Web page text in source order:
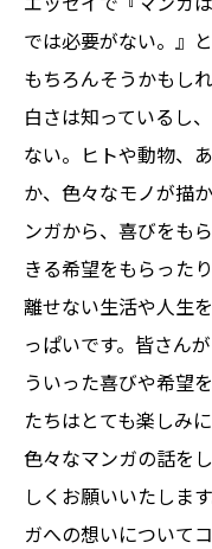
では必要がない。』
もちろんそうかもし
白さは知っているし
ない。ヒトや動物、
か、色々なモノが描
ンガから、喜びをも
きる希望をもらった
離せない生活や人生
っぱいです。皆さん
ういった喜びや希望
たちはとても楽しみ
色々なマンガの話を
しくお願いいたしま
ガへの想いについて